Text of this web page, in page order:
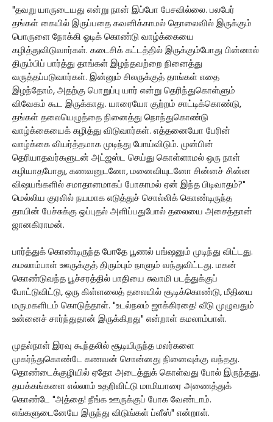
"தவறு யாருடையது என்று நான் இப்போ பேசவில்லை. பலபேர்
தங்கள் கையில் இருப்பதை கவனிக்காமல் தொலைவில் இருக்கும்
பொருளை நோக்கி ஓடிக் கொண்டு வாழ்க்கையை
கழித்துவிடுவார்கள். கடைசிக் கட்டத்தில் இருக்கும்போது பின்னால்
திரும்பிப் பார்த்து தாங்கள் இழந்தவற்றை நினைத்து
வருத்தப்படுவார்கள். இன்னும் சிலருக்குத் தாங்கள் எதை
இழந்தோம், அதற்கு பொறுப்பு யார் என்று தெரிந்துகொள்ளும்
விவேகம் கூட இருக்காது. யாரையோ குற்றம் சாட்டிக்கொண்டு,
தங்கள் தலையெழுத்தை நினைத்து நொந்துகொண்டு
வாழ்க்கையைக் கழித்து விடுவார்கள். எத்தனையோ பேரின்
வாழ்க்கை வியர்த்தமாக முடிந்து போய்விடும். முன்பின்
தெரியாதவர்களுடன் அட்ஜஸ்ட செய்து கொள்ளாமல் ஒரு நாள்
கழியாதபோது, கணவனுடனோ, மனைவியுடனோ சின்னச் சின்ன
விஷயங்களில் சமாதானமாகப் போகாமல் ஏன் இந்த பிடிவாதம்?"
மெல்லிய குரலில் நயமாக எடுத்துச் சொல்லிக் கொண்டிருந்த
தாயின் பேச்சுக்கு ஒப்புதல் அளிப்பதுபோல் தலையை அசைத்தான்
ஜானகிராமன்.
பார்த்துக் கொண்டிருந்த போதே பூணல் பங்ஷனும் முடிந்து விட்டது.
கமலாம்பாள் ஊருக்குத் திரும்பும் நாளும் வந்துவிட்டது. மகன்
கொண்டுவந்த பூச்சரத்தில் பாதியை சுவாமி படத்துக்குப்
போட்டுவிட்டு, ஒரு கிள்ளலைத் தலையில் சூடிக்கொண்டு, மீதியை
மருமகளிடம் கொடுத்தாள். "உடல்நலம் ஜாக்கிரதை! வீடு முழுவதும்
உன்னைச் சார்ந்துதான் இருக்கிறது" என்றாள் கமலாம்பாள்.
முதல்நாள் இரவு கூந்தலில் சூடியிருந்த மலர்களை
முகர்ந்துகொண்டே கணவன் சொன்னது நினைவுக்கு வந்தது.
தொண்டைக்குழியில் ஏதோ அடைத்துக் கொள்வது போல் இருந்தது.
தயக்கங்களை எல்லாம் உதறிவிட்டு மாமியாரை அணைத்துக்
கொண்டே "அத்தை! நீங்க ஊருக்குப் போக வேண்டாம்.
எங்களுடைனேயே இருந்து விடுங்கள் ப்ளீஸ்" என்றாள்.